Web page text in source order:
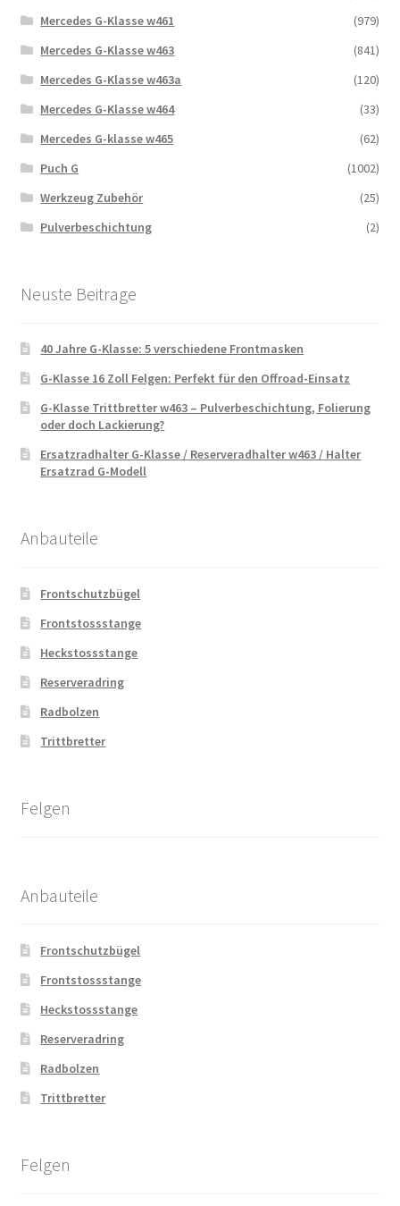
Mercedes G-Klasse w461
(979)
Mercedes G-Klasse w463
(841)
Mercedes G-Klasse w463a
(120)
Mercedes G-Klasse w464
(33)
Mercedes G-klasse w465
(62)
Puch G
(1002)
Werkzeug Zubehör
(25)
Pulverbeschichtung
(2)
Neuste Beitrage
40 Jahre G-Klasse: 5 verschiedene Frontmasken
G-Klasse 16 Zoll Felgen: Perfekt für den Offroad-Einsatz
G-Klasse Trittbretter w463 – Pulverbeschichtung, Folierung
oder doch Lackierung?
Ersatzradhalter G-Klasse / Reserveradhalter w463 / Halter
Ersatzrad G-Modell
Anbauteile
Frontschutzbügel
Frontstossstange
Heckstossstange
Reserveradring
Radbolzen
Trittbretter
Felgen
Anbauteile
Frontschutzbügel
Frontstossstange
Heckstossstange
Reserveradring
Radbolzen
Trittbretter
Felgen